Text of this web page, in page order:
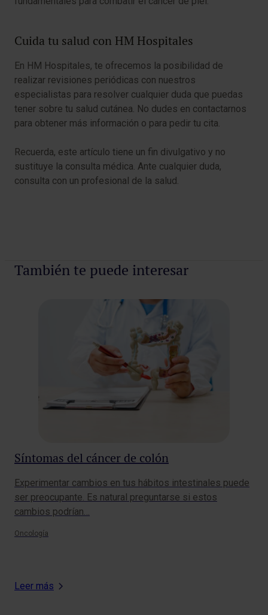
Cuida tu salud con HM Hospitales
En HM Hospitales, te ofrecemos la posibilidad de
realizar revisiones periódicas con nuestros
especialistas para resolver cualquier duda que puedas
tener sobre tu salud cutánea. No dudes en contactarnos
para obtener más información o para pedir tu cita.
Recuerda, este artículo tiene un fin divulgativo y no
sustituye la consulta médica. Ante cualquier duda,
consulta con un profesional de la salud.
También te puede interesar
Síntomas del cáncer de colón
Experimentar cambios en tus hábitos intestinales puede
ser preocupante. Es natural preguntarse si estos
cambios podrían…
Oncología
Leer más